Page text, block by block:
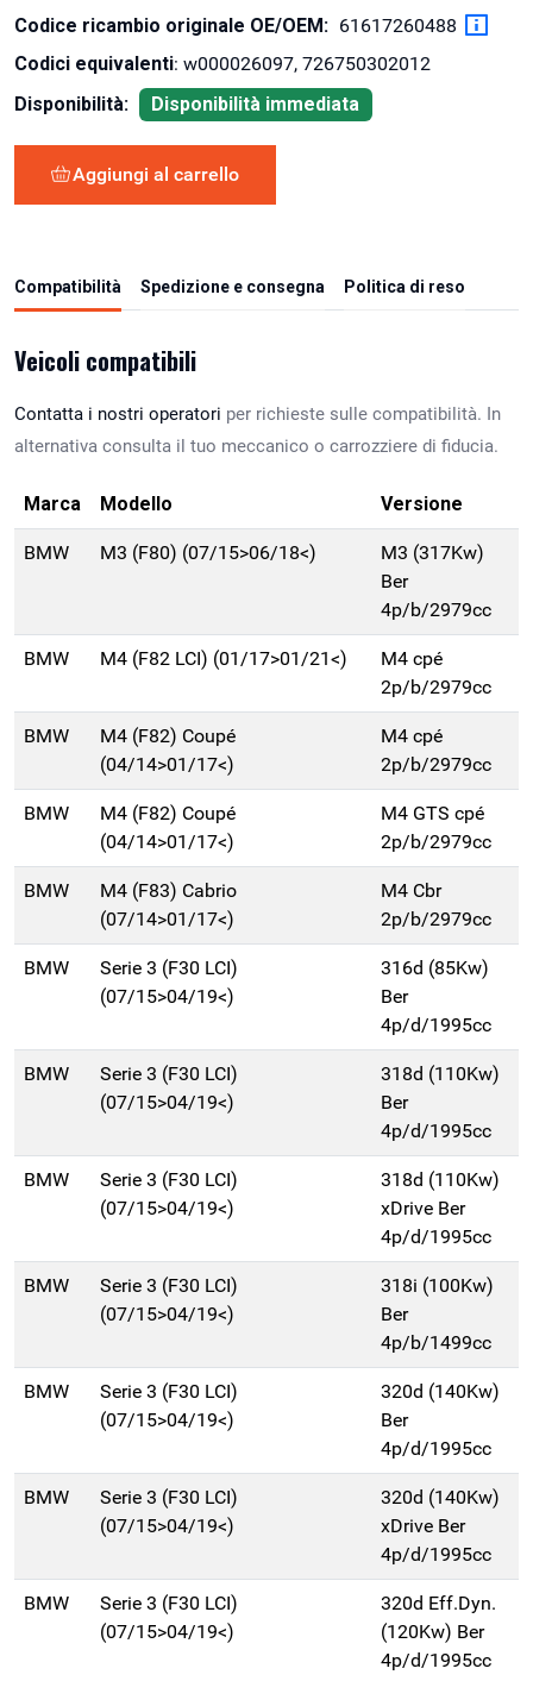
Codice ricambio originale OE/OEM: 61617260488
Codici equivalenti: w000026097, 726750302012
Disponibilità:
Disponibilità immediata
Aggiungi al carrello
Compatibilità Spedizione e consegna Politica di reso
Veicoli compatibili
Contatta i nostri operatori per richieste sulle compatibilità. In
alternativa consulta il tuo meccanico o carrozziere di fiducia.
Marca Modello Versione
BMW M3 (F80) (07/15>06/18<)
M3 (317Kw)
Ber
4p/b/2979cc
BMW M4 (F82 LCI) (01/17>01/21<)
M4 cpé
2p/b/2979cc
BMW
M4 (F82) Coupé
(04/14>01/17<)
M4 cpé
2p/b/2979cc
BMW
M4 (F82) Coupé
(04/14>01/17<)
M4 GTS cpé
2p/b/2979cc
BMW
M4 (F83) Cabrio
(07/14>01/17<)
M4 Cbr
2p/b/2979cc
BMW
Serie 3 (F30 LCI)
(07/15>04/19<)
316d (85Kw)
Ber
4p/d/1995cc
BMW
Serie 3 (F30 LCI)
(07/15>04/19<)
318d (110Kw)
Ber
4p/d/1995cc
BMW
Serie 3 (F30 LCI)
(07/15>04/19<)
318d (110Kw)
xDrive Ber
4p/d/1995cc
BMW
Serie 3 (F30 LCI)
(07/15>04/19<)
318i (100Kw)
Ber
4p/b/1499cc
BMW
Serie 3 (F30 LCI)
(07/15>04/19<)
320d (140Kw)
Ber
4p/d/1995cc
BMW
Serie 3 (F30 LCI)
(07/15>04/19<)
320d (140Kw)
xDrive Ber
4p/d/1995cc
BMW
Serie 3 (F30 LCI)
(07/15>04/19<)
320d Eff.Dyn.
(120Kw) Ber
4p/d/1995cc